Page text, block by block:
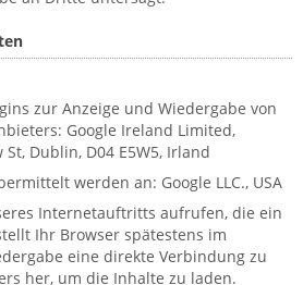
zur Anzeige und Wiedergabe von
Google Ireland Limited,
Dublin, D04 E5W5, Irland
werden an: Google LLC., USA
Internetauftritts aufrufen, die ein
Ihr Browser spätestens im
eine direkte Verbindung zu
her, um die Inhalte zu laden.